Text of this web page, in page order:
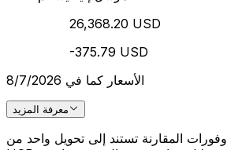
26,368.20 USD
-375.79 USD
الأسعار كما في 8/7/2026
معرفة المزيد
وفورات المقارنة تستند إلى تحويل واحد من GBP 20,000 إلى